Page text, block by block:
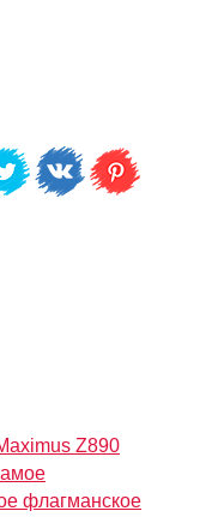
Z890
флагманское